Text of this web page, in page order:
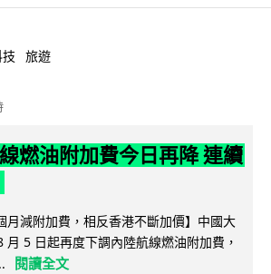
旅遊
燃油附加費今日再降 連續
月減附加費，相反香港不斷加價】中國大
月 5 日起再度下調內陸航線燃油附加費，
閱讀全文